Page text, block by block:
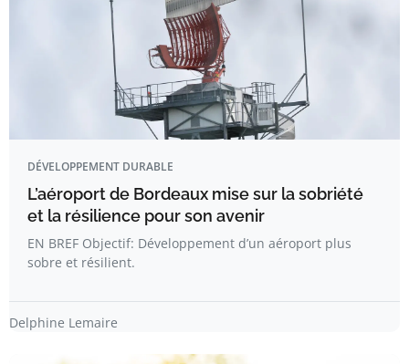
DÉVELOPPEMENT DURABLE
L’aéroport de Bordeaux mise sur la sobriété
et la résilience pour son avenir
EN BREF Objectif: Développement d’un aéroport plus
sobre et résilient.
Delphine Lemaire